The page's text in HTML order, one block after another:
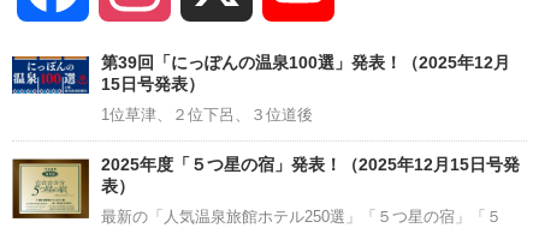
Channel
第39回「にっぽんの温泉100選」発表！（2025年12月
15日号発表）
1位草津、２位下呂、３位道後
2025年度「５つ星の宿」発表！（2025年12月15日号発
表）
最新の「人気温泉旅館ホテル250選」「５つ星の宿」「５